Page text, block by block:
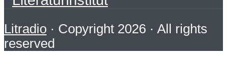
Litradio · Copyright 2026 · All rights
reserved